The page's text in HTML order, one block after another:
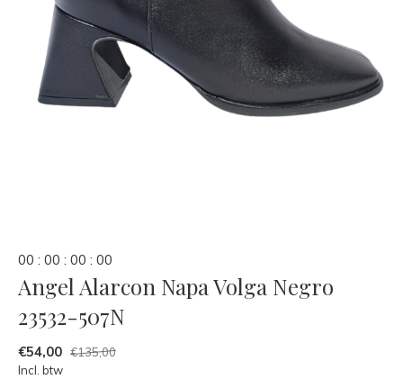
00 : 00 : 00 : 00
Angel Alarcon Napa Volga Negro
23532-507N
€54,00 €135,00
Incl. btw